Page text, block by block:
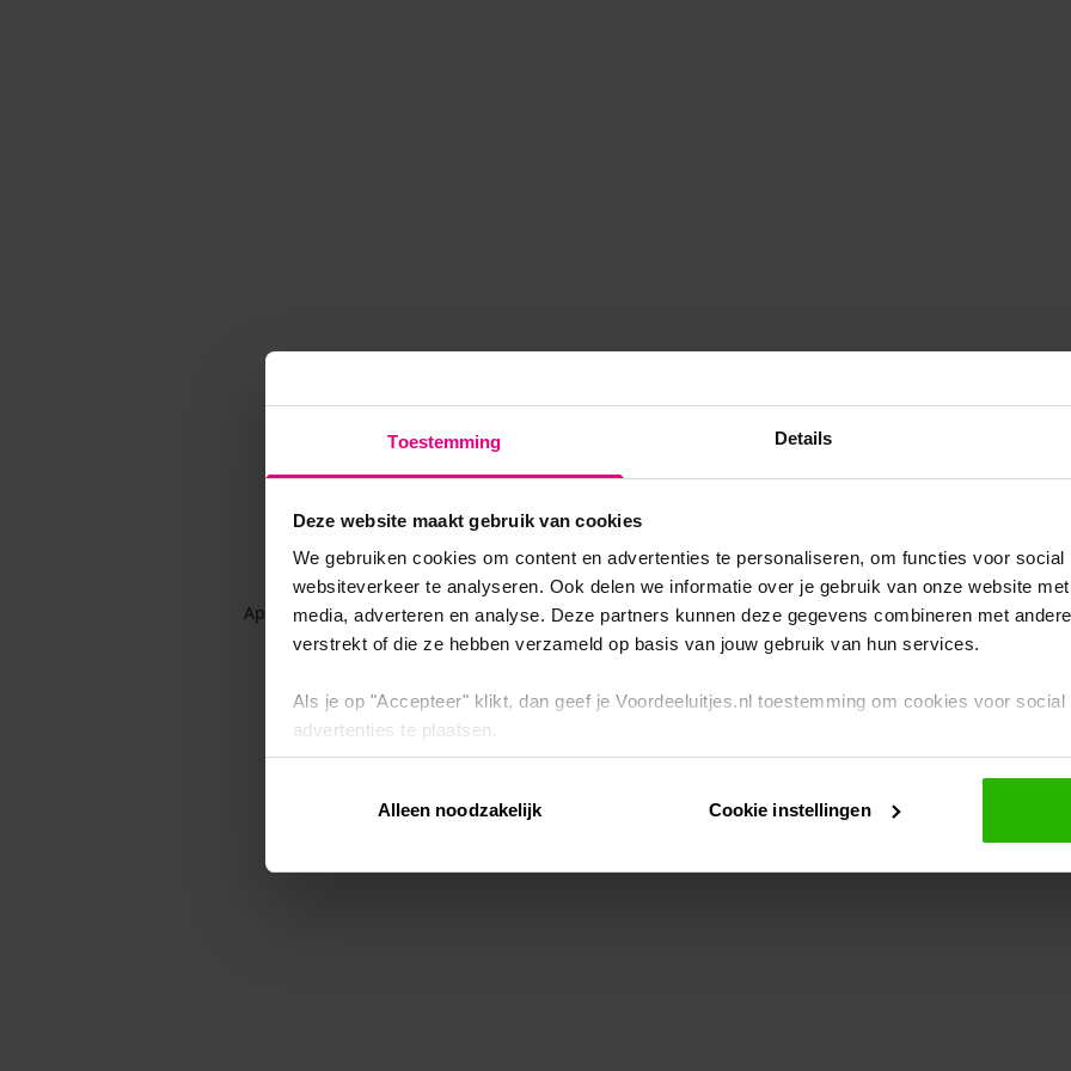
Toestemming Details
Deze website maakt gebruik van cookies
We gebruiken cookies om content en advertenties te personaliseren, om functies voor
websiteverkeer te analyseren. Ook delen we informatie over je gebruik van onze website
media, adverteren en analyse. Deze partners kunnen deze gegevens combineren met
verstrekt of die ze hebben verzameld op basis van jouw gebruik van hun services.
Als je op "Accepteer" klikt, dan geef je Voordeeluitjes.nl toestemming om cookies voor
advertenties te plaatsen.
Via "Cookie instellingen" kun je ook zelf instellen welke cookies worden geplaatst. Je kunt je
intrekken op onscookiebeleid.
Alleen noodzakelijk Cookie instellingen
Application error: a client-side exception has occurred while loadingwww.voordeeluitjes.nl (see the